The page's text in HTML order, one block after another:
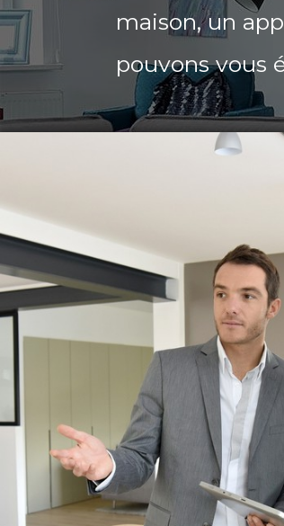
maison, un
pouvons vous